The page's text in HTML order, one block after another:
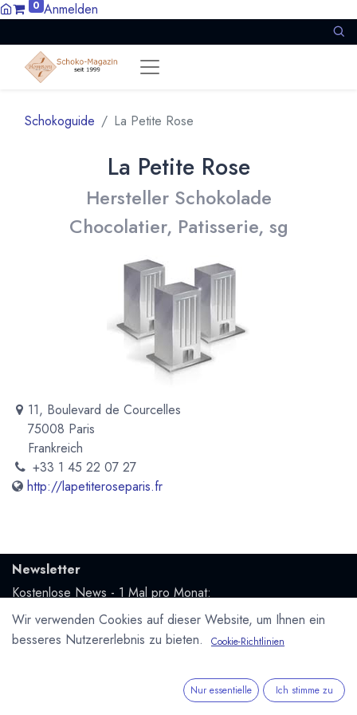
0 Anmelden
Schokoguide La Petite Rose
La Petite Rose
Hersteller Schokolade
Chocolatier, Patisserie, sg
11, Boulevard de Courcelles
75008 Paris
Frankreich
+33 1 45 22 07 27
http://lapetiteroseparis.fr
Newsletter
Kostenlose News - 1 Mal pro Monat:
Wir verwenden Cookies auf dieser Website, um Ihnen ein
besseres Nutzererlebnis zu bieten.
Cookie-Richtlinien
Nur essentielle Ich stimme zu